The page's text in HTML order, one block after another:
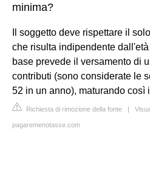
minima?
Il soggetto deve rispettare il
che risulta indipendente
base prevede il versamento di
contributi (sono considerate le
52 in un anno), maturando così
Richiesta di rimozione della fonte |
pagaremenotasse.com